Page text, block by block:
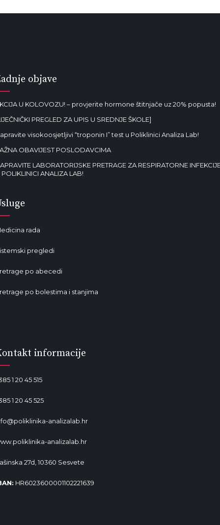
objave
U KOLOVOZU! – provjerite hormone štitnjače uz 20% popusta!
PREGLED ZA UPIS U SREDNJE ŠKOLE]
visokoosjetljivi “troponin I” test u Poliklinici Analiza Lab!
OBAVIJEST POSLODAVCIMA
LABORATORIJSKE PRETRAGE ZA RESPIRATORNE
POLIKLINICI ANALIZA LAB!
rada
pregledi
po abecedi
po bolestima i stanjima
informacije
1 20 45 515
1 20 45 525
analizalab.hr
analizalab.hr
27d, 10360 Sesvete
HR6023600001102221639